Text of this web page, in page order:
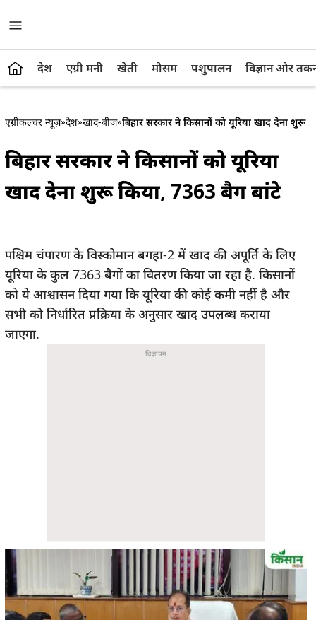
देश एग्री मनी खेती मौसम पशुपालन विज्ञान और
एग्रीकल्चर न्यूज़»देश»खाद-बीज»बिहार सरकार ने किसानों को यूरिया खाद देना शुरू
बिहार सरकार ने किसानों को यूरिया
खाद देना शुरू किया, 7363 बैग बांटे
पश्चिम चंपारण के विस्कोमान बगहा-2 में खाद की अपूर्ति के लिए
यूरिया के कुल 7363 बैगों का वितरण किया जा रहा है. किसानों
को ये आश्वासन दिया गया कि यूरिया की कोई कमी नहीं है और
सभी को निर्धारित प्रक्रिया के अनुसार खाद उपलब्ध कराया
जाएगा.